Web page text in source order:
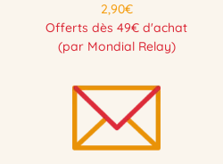
2,90€
Offerts dès 49€ d'achat
(par Mondial Relay)